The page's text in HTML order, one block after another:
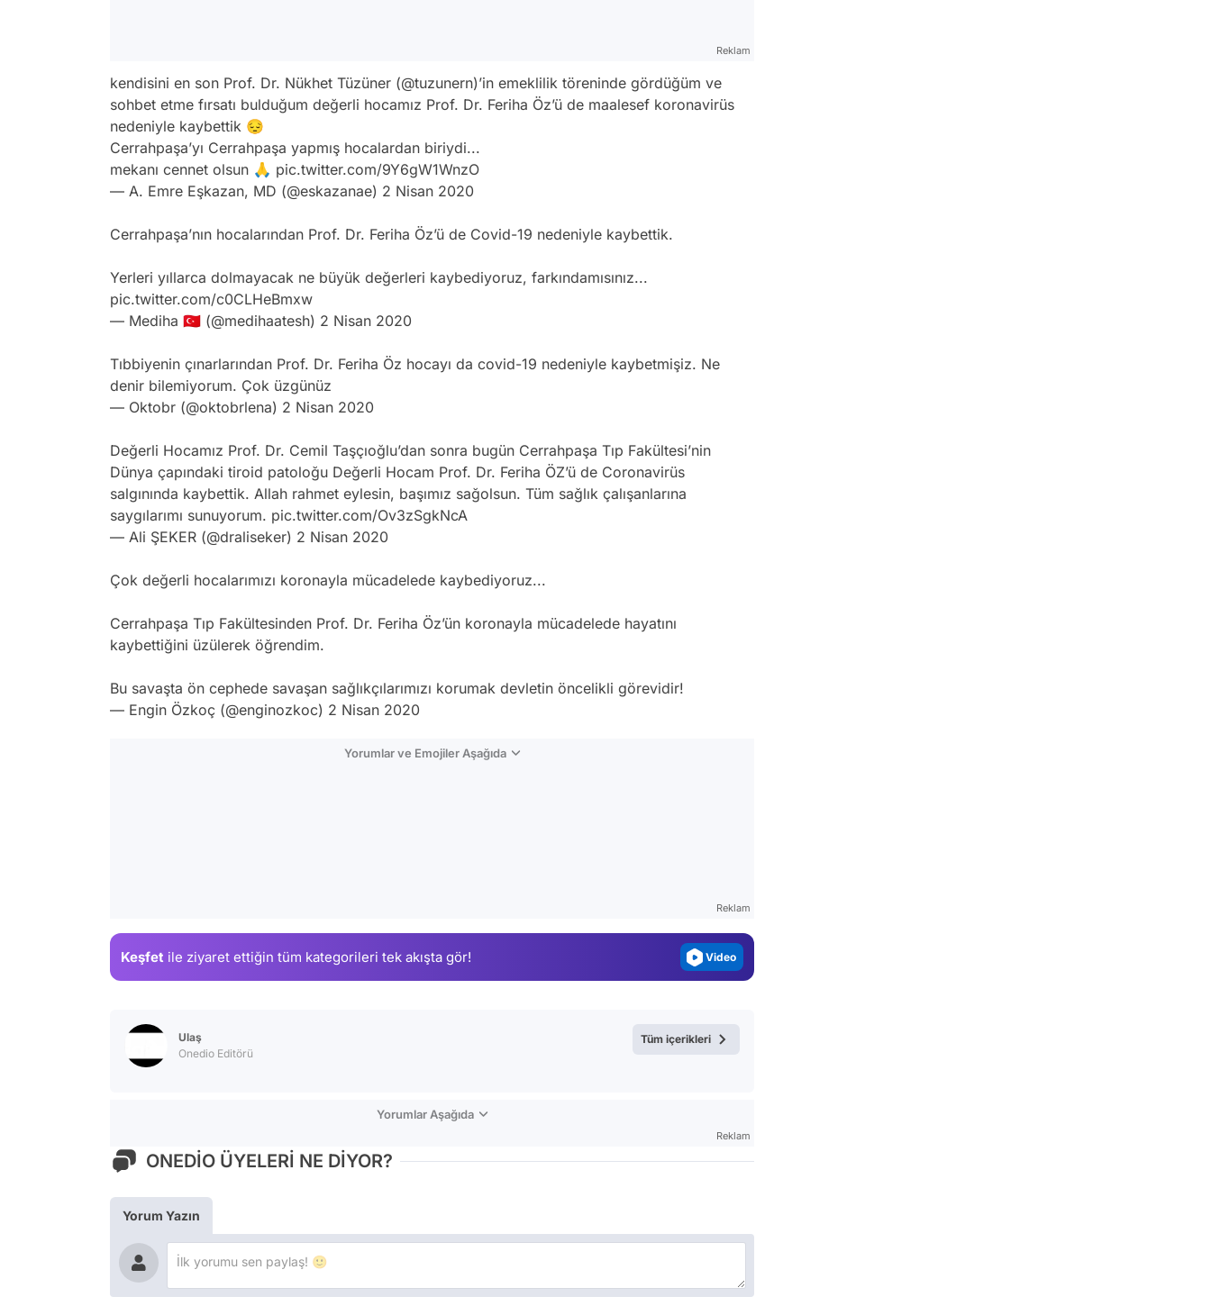
Reklam
kendisini en son Prof. Dr. Nükhet Tüzüner (@tuzunern)’in emeklilik töreninde gördüğüm ve
sohbet etme fırsatı bulduğum değerli hocamız Prof. Dr. Feriha Öz’ü de maalesef koronavirüs
nedeniyle kaybettik 😔
Cerrahpaşa’yı Cerrahpaşa yapmış hocalardan biriydi...
mekanı cennet olsun 🙏 pic.twitter.com/9Y6gW1WnzO
— A. Emre Eşkazan, MD (@eskazanae) 2 Nisan 2020
Cerrahpaşa’nın hocalarından Prof. Dr. Feriha Öz’ü de Covid-19 nedeniyle kaybettik.
Yerleri yıllarca dolmayacak ne büyük değerleri kaybediyoruz, farkındamısınız...
pic.twitter.com/c0CLHeBmxw
— Mediha 🇹🇷 (@medihaatesh) 2 Nisan 2020
Tıbbiyenin çınarlarından Prof. Dr. Feriha Öz hocayı da covid-19 nedeniyle kaybetmişiz. Ne
denir bilemiyorum. Çok üzgünüz
— Oktobr (@oktobrlena) 2 Nisan 2020
Değerli Hocamız Prof. Dr. Cemil Taşçıoğlu’dan sonra bugün Cerrahpaşa Tıp Fakültesi’nin
Dünya çapındaki tiroid patoloğu Değerli Hocam Prof. Dr. Feriha ÖZ’ü de Coronavirüs
salgınında kaybettik. Allah rahmet eylesin, başımız sağolsun. Tüm sağlık çalışanlarına
saygılarımı sunuyorum. pic.twitter.com/Ov3zSgkNcA
— Ali ŞEKER (@draliseker) 2 Nisan 2020
Çok değerli hocalarımızı koronayla mücadelede kaybediyoruz...
Cerrahpaşa Tıp Fakültesinden Prof. Dr. Feriha Öz’ün koronayla mücadelede hayatını
kaybettiğini üzülerek öğrendim.
Bu savaşta ön cephede savaşan sağlıkçılarımızı korumak devletin öncelikli görevidir!
— Engin Özkoç (@enginozkoc) 2 Nisan 2020
Yorumlar ve Emojiler Aşağıda
Reklam
Keşfet ile ziyaret ettiğin tüm kategorileri tek akışta gör! Video
Ulaş
Onedio Editörü
Tüm içerikleri
Yorumlar Aşağıda
Reklam
ONEDİO ÜYELERİ NE DİYOR?
Yorum Yazın